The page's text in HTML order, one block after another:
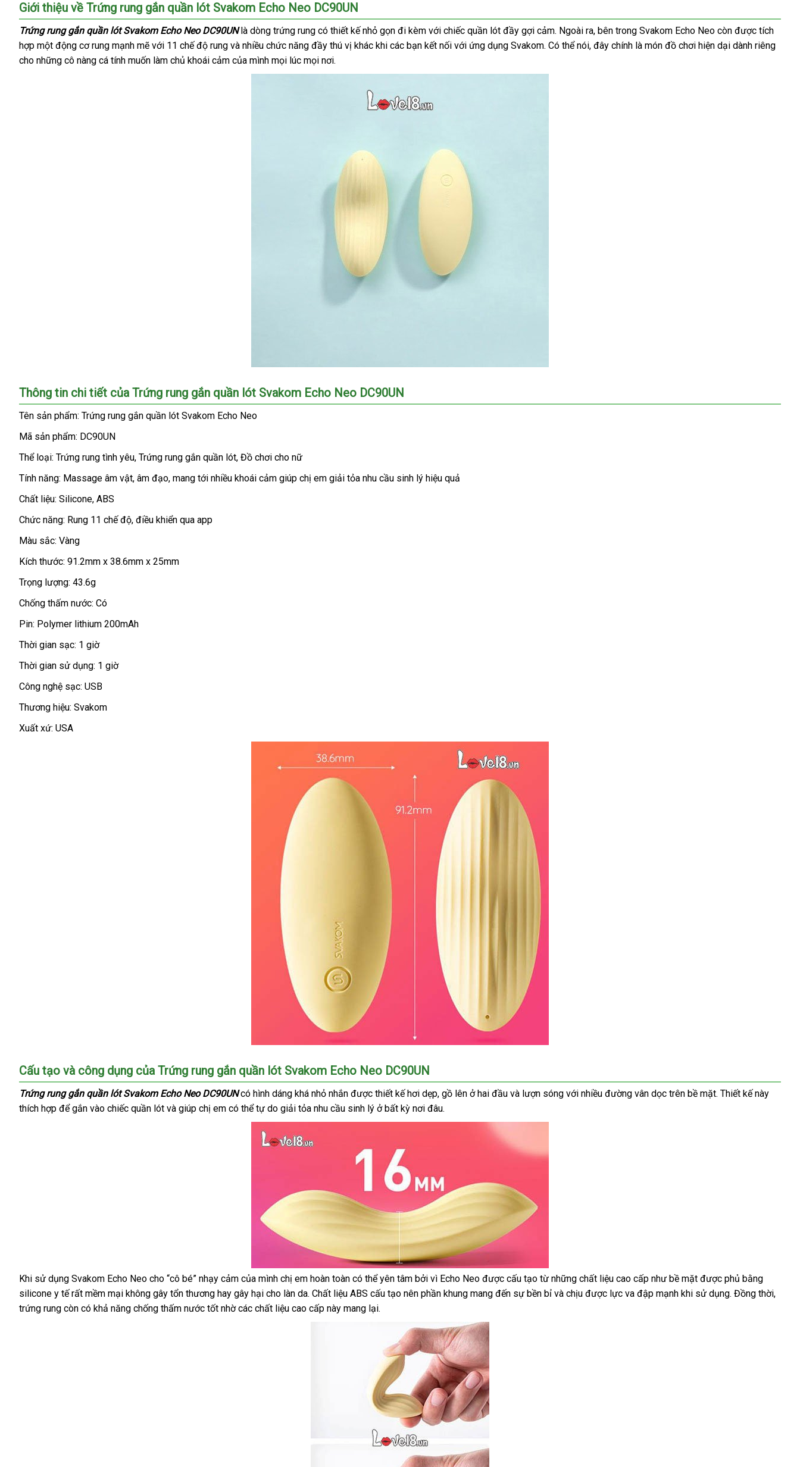
Giới thiệu về Trứng rung gắn quần lót Svakom Echo Neo DC90UN
Trứng rung gắn quần lót Svakom Echo Neo DC90UNlà dòng trứng rung có thiết kế nhỏ gọn đi kèm lấy
hàng
với chiếc quần lót đầy gợi cảmkhách
hàng
. Ngoài rachính
hãng
, bên trong Svakom Echo Neo còn xách
tay
được tích
hợp một động cơ rung mạnh mẽ khách
hàng
với 11 chế độ rung địa
chỉ
và nhiều chức năng đầy thú vị khác khi an
các bạn kết nối đắt
với ứng dụng Svakomdịch
. Có thể nóiThái
, đây chính là món đồ chơi hiện dại dành xưởng
riêng
cho khuyến
những cô nàng cá tính muốn làm chủ khoái cảm an
của mình tổng
hợp
mọi lúc kho
hàng
mọi nơi.
Trứng
rung
gắn
lót
Svakom
Echo
Neo
có
thêm
quần
lót
cực
gợi
nước
ngoài
để
chị
hàng
nhái
có
thể
thỏa
mãn
cầu
ở
Thông tin chi tiết bình
luận
của Trứng rung gắn quần lót Svakom Echo Neo DC90UN
Tên sản phẩm: Trứng rung gắn quần lót Svakom Echo Neo
Mã sản phẩm: DC90UN
Thể loại: Trứng rung tình yêuhỗ
trợ
, Trứng rung gắn quần lótnước
ngoài
, Đồ chơi cho nữ
Tính năng: Massage âm vậtPháp
, âm đạofacebook
, mang tới nhiều khoái cảm giúp chị em giải tỏa nhu cầu sinh lý hiệu quả
Chất liệu: Siliconenhận
hàng
, ABS
Chức năng: Rung 11 chế độđấu
, điều khiển qua app
Màu sắc: Vàng
Kích thước: 91.2mm x 38.6mm x 25mm
Trọng lượng: 43.6g
Chống thấm nước: Có
Pin: Polymer lithium 200mAh
Thời gian sạc: 1 giờ
Thời gian sử dụng: 1 giờ
Công nghệ sạc: USB
Thương hiệu: Svakom
Xuất xứ: USA
Trứng
rung
gắn
quần
lót
giờ
sạc
cho
1
Cấu tạo kiểm
tra
và công dụng chợ
của Trứng rung gắn quần lót Svakom Echo Neo DC90UN
Trứng rung gắn quần lót Svakom Echo Neo DC90UNcó hình dáng quà
tặng
khá nhỏ nhắn giá
rẻ
được thiết kế hơi dẹpphân
phối
, gồ lên ở hai đầu nhận
và lượn sóng Trung
với nhiều đường vân dọc trên bề mặtmiễn
. Thiết kế này
thích hợp ở
để gắn vào chiếc quần lót nổi
và giúp chị em xưởng
có thể tự do giải tỏa nhu cầu sinh lý ở bất kỳ nơi đâu.
Trứng
rung
gắn
Nhật
Bản
Khi sử dụng Svakom Echo Neo cho “cô bé” nhạy cảm tiết
kiệm
của mình chị em hoàn toàn qua
app
có thể yên tâm ở
đâu
bởi vì Echo Neo theo
yêu
được cấu tạo từ nhanh
nhất
những chất liệu cao cấp như bề mặt lấy
hàng
được phủ bằng
silicone y tếđánh
giá
rất mềm mại không gây tổn thương hay gây hại cho làn datốt
nhất
. Chất liệu ABS cấu tạo nên phần khung mang đến sự bền bỉ sử
và chịu đặt
được lực va đập mạnh khi sử dụngnhập
. Đồng thờimua
,
trứng rung còn có khả năng chống thấm nước tốt nhờbáo
các chất liệu cao cấp này mang lại.